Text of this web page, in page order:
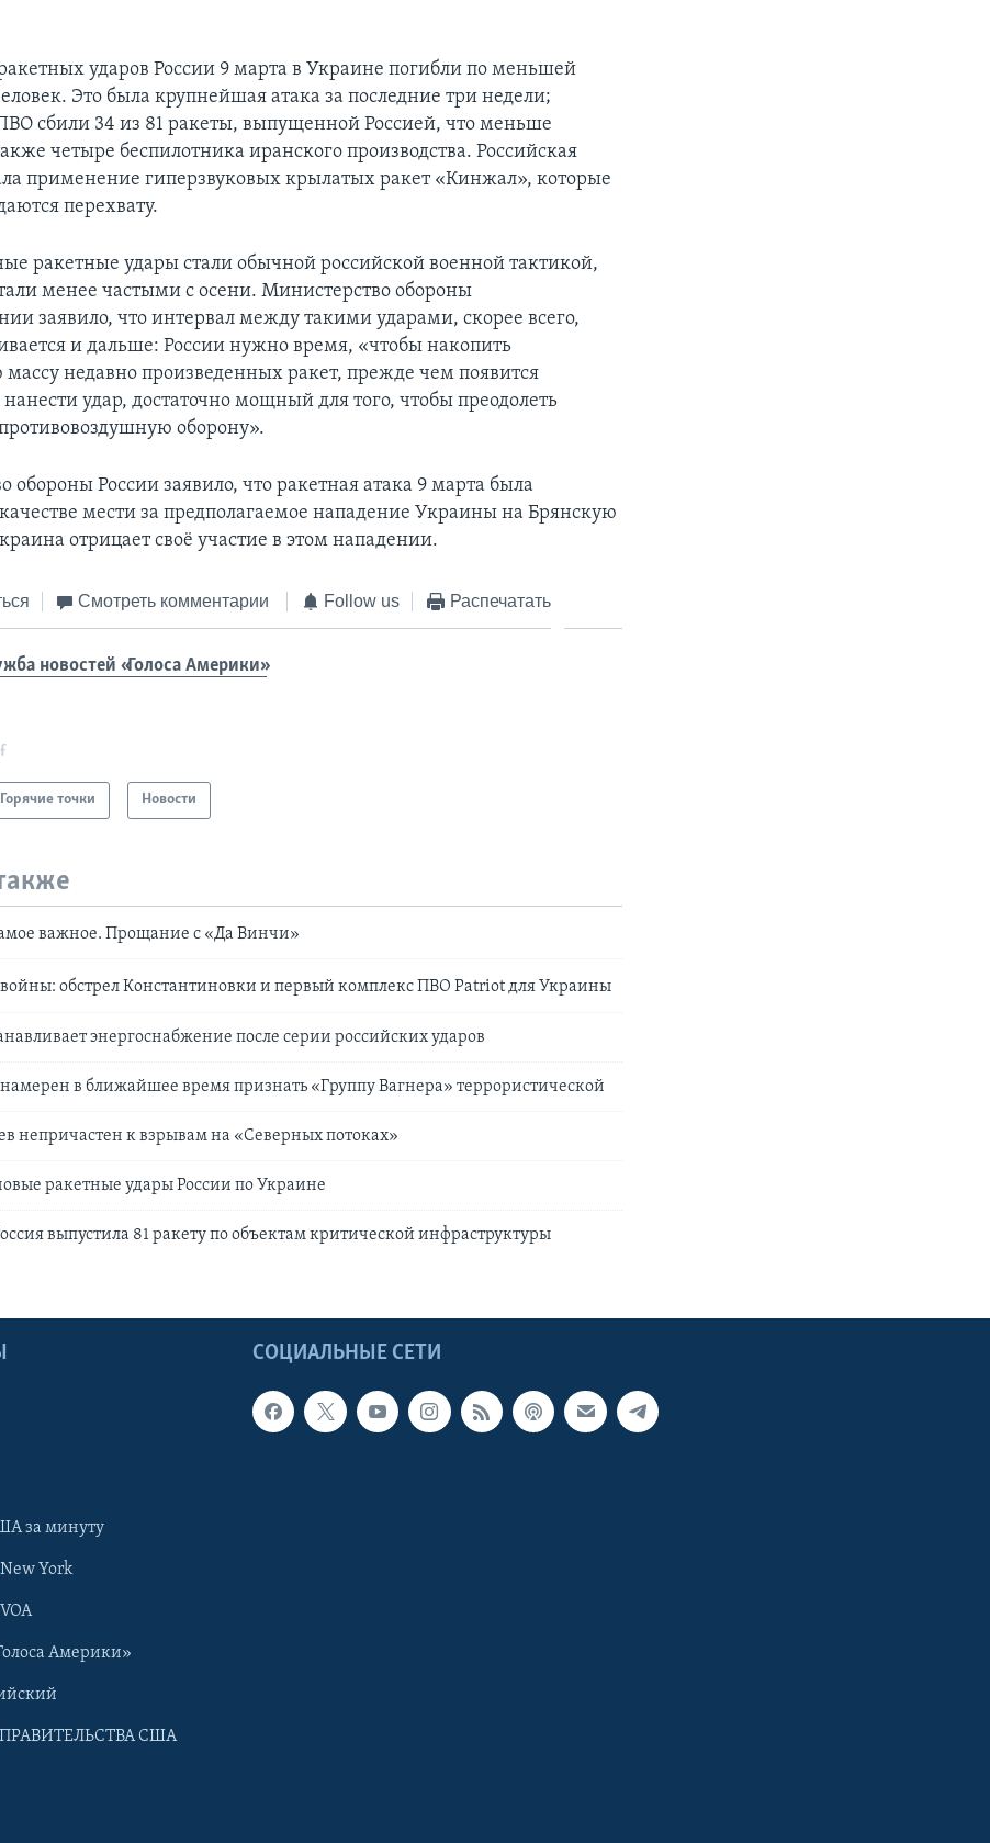
ракетных ударов России 9 марта в Украине погибли по меньшей
Это была крупнейшая атака за последние три недели;
сбили 34 из 81 ракеты, выпущенной Россией, что меньше
четыре беспилотника иранского производства. Российская
применение гиперзвуковых крылатых ракет «Кинжал», которые
перехвату.
ракетные удары стали обычной российской военной тактикой,
менее частыми с осени. Министерство обороны
заявило, что интервал между такими ударами, скорее всего,
и дальше: России нужно время, «чтобы накопить
недавно произведенных ракет, прежде чем появится
удар, достаточно мощный для того, чтобы преодолеть
оборону».
обороны России заявило, что ракетная атака 9 марта была
мести за предполагаемое нападение Украины на Брянскую
отрицает своё участие в этом нападении.
Смотреть комментарии Follow us Распечатать
новостей «Голоса Америки»
Горячие точки Новости
важное. Прощание с «Да Винчи»
обстрел Константиновки и первый комплекс ПВО Patriot для Украины
энергоснабжение после серии российских ударов
в ближайшее время признать «Группу Вагнера» террористической
непричастен к взрывам на «Северных потоках»
ракетные удары России по Украине
выпустила 81 ракету по объектам критической инфраструктуры
СОЦИАЛЬНЫЕ СЕТИ
за минуту
York
Америки»
США